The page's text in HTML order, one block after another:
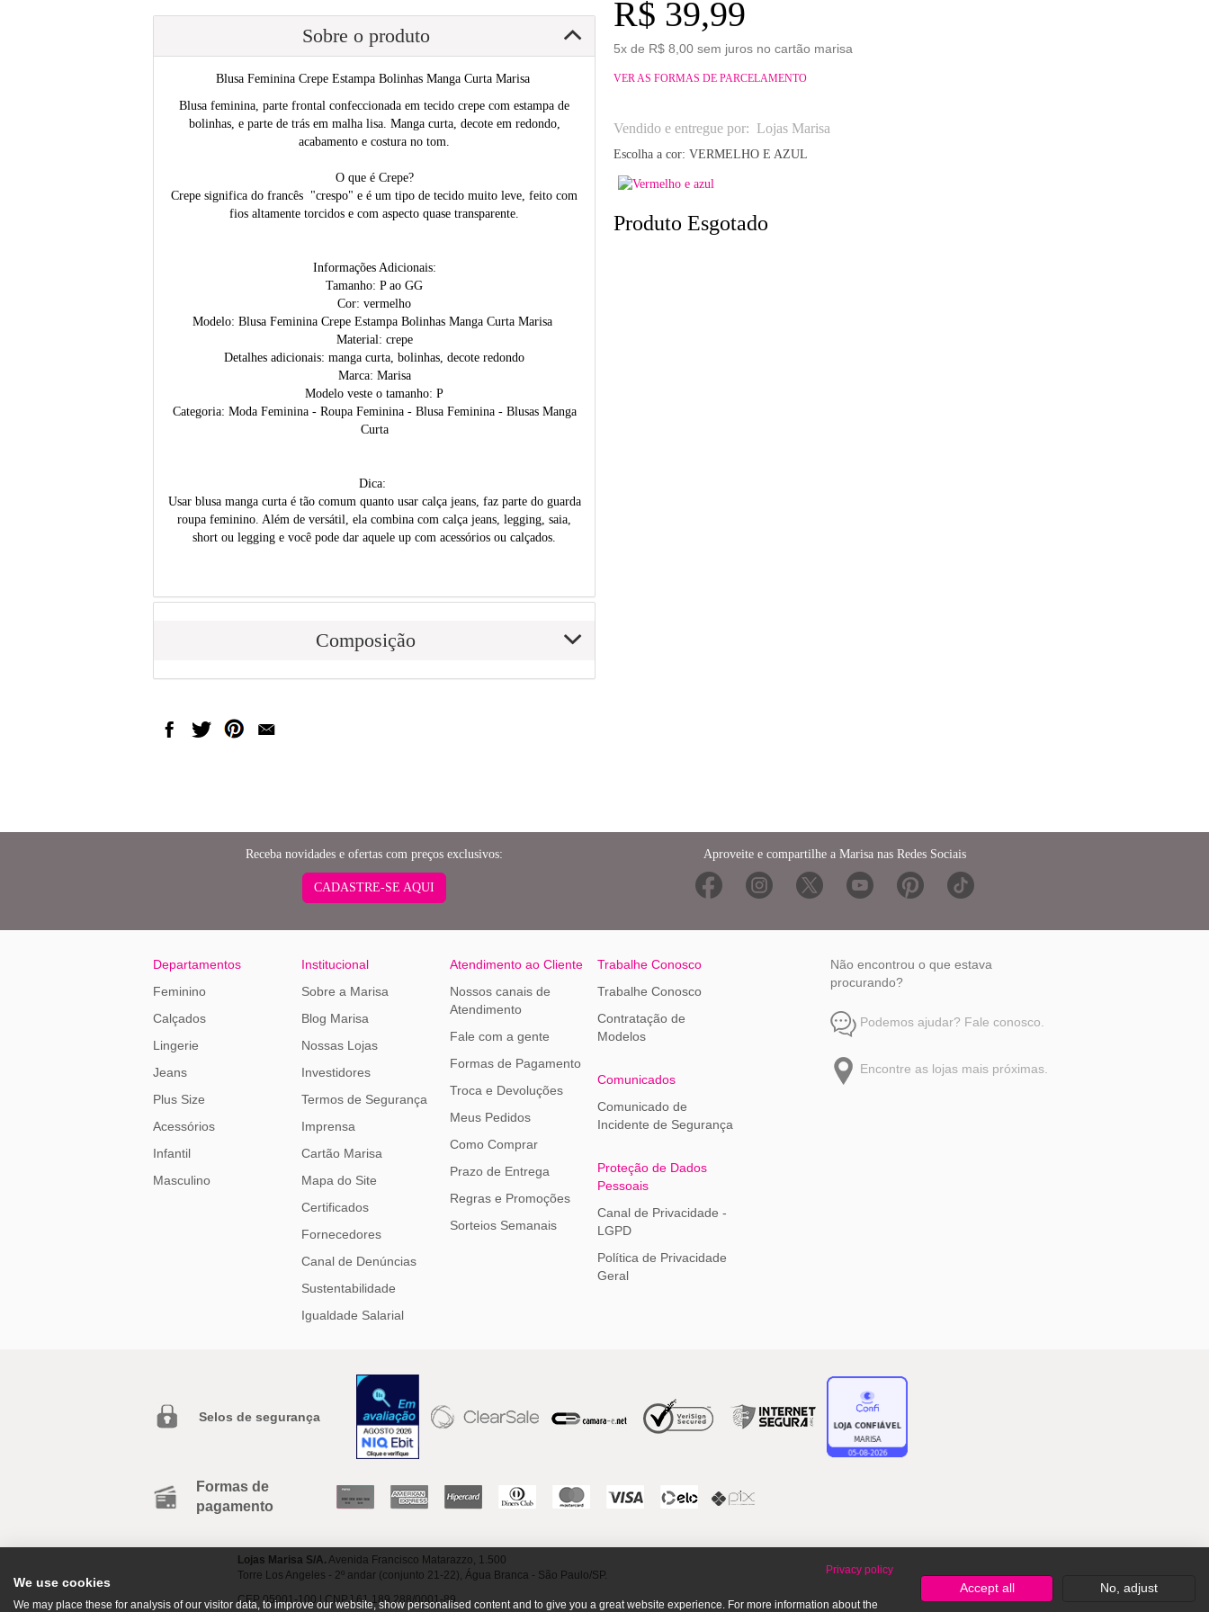
Sobre o produto
Blusa Feminina Crepe Estampa Bolinhas Manga Curta Marisa
Blusa feminina, parte frontal confeccionada em tecido crepe com estampa de
bolinhas, e parte de trás em malha lisa. Manga curta, decote em redondo,
acabamento e costura no tom.
O que é Crepe?
Crepe significa do francês "crespo" e é um tipo de tecido muito leve, feito com
fios altamente torcidos e com aspecto quase transparente.
Informações Adicionais:
Tamanho: P ao GG
Cor: vermelho
Modelo: Blusa Feminina Crepe Estampa Bolinhas Manga Curta Marisa
Material: crepe
Detalhes adicionais: manga curta, bolinhas, decote redondo
Marca: Marisa
Modelo veste o tamanho: P
Categoria: Moda Feminina - Roupa Feminina - Blusa Feminina - Blusas Manga
Curta
Dica:
Usar blusa manga curta é tão comum quanto usar calça jeans, faz parte do guarda
roupa feminino. Além de versátil, ela combina com calça jeans, legging, saia,
short ou legging e você pode dar aquele up com acessórios ou calçados.
Composição
R$ 39,99
5x de R$ 8,00 sem juros no cartão marisa
VER AS FORMAS DE PARCELAMENTO
Vendido e entregue por: Lojas Marisa
Escolha a cor: VERMELHO E AZUL
Produto Esgotado
Receba novidades e ofertas com preços exclusivos:
CADASTRE-SE AQUI
Aproveite e compartilhe a Marisa nas Redes Sociais
Não encontrou o que estava
procurando?
Podemos ajudar? Fale conosco.
Encontre as lojas mais próximas.
Departamentos
Feminino
Calçados
Lingerie
Jeans
Plus Size
Acessórios
Infantil
Masculino
Institucional
Sobre a Marisa
Blog Marisa
Nossas Lojas
Investidores
Termos de Segurança
Imprensa
Cartão Marisa
Mapa do Site
Certificados
Fornecedores
Canal de Denúncias
Sustentabilidade
Igualdade Salarial
Atendimento ao Cliente
Nossos canais de
Atendimento
Fale com a gente
Formas de Pagamento
Troca e Devoluções
Meus Pedidos
Como Comprar
Prazo de Entrega
Regras e Promoções
Sorteios Semanais
Trabalhe Conosco
Trabalhe Conosco
Contratação de
Modelos
Comunicados
Comunicado de
Incidente de Segurança
Proteção de Dados
Pessoais
Canal de Privacidade -
LGPD
Política de Privacidade
Geral
Selos de segurança
Formas de
pagamento
Lojas Marisa S/A. Avenida Francisco Matarazzo, 1.500
Torre Los Angeles - 2º andar (conjunto 21-22), Água Branca - São Paulo/SP.
CEP 05001-100 | CNPJ 61.189.288/0001-89
Privacy policy
We use cookies
We may place these for analysis of our visitor data, to improve our website, show personalised content and to give you a great website experience. For more information about the
Accept all No, adjust